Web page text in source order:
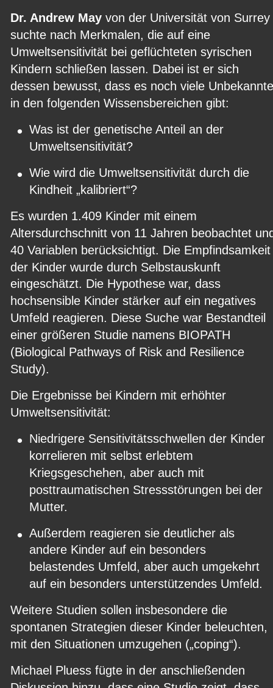
Dr. Andrew May von der Universität von Surrey
suchte nach Merkmalen, die auf eine
Umweltsensitivität bei geflüchteten syrischen
Kindern schließen lassen. Dabei ist er sich
dessen bewusst, dass es noch viele
in den folgenden Wissensbereichen gibt:
• Was ist der genetische Anteil an der
Umweltsensitivität?
• Wie wird die Umweltsensitivität durch die
Kindheit „kalibriert“?
Es wurden 1.409 Kinder mit einem
Altersdurchschnitt von 11 Jahren beobachtet
40 Variablen berücksichtigt. Die
der Kinder wurde durch Selbstauskunft
eingeschätzt. Die Hypothese war, dass
hochsensible Kinder stärker auf ein negatives
Umfeld reagieren. Diese Suche war Bestandteil
einer größeren Studie namens BIOPATH
(Biological Pathways of Risk and Resilience
Study).
Die Ergebnisse bei Kindern mit erhöhter
Umweltsensitivität:
• Niedrigere Sensitivitätsschwellen der Kinder
korrelieren mit selbst erlebtem
Kriegsgeschehen, aber auch mit
posttraumatischen Stressstörungen bei der
Mutter.
• Außerdem reagieren sie deutlicher als
andere Kinder auf ein besonders
belastendes Umfeld, aber auch umgekehrt
auf ein besonders unterstützendes Umfeld.
Weitere Studien sollen insbesondere die
spontanen Strategien dieser Kinder beleuchten,
mit den Situationen umzugehen („coping“).
Michael Pluess fügte in der anschließenden